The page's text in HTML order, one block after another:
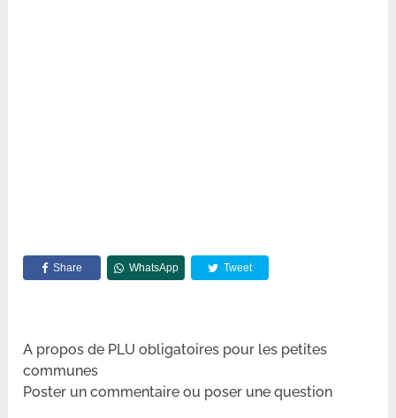
Share WhatsApp Tweet
A propos de PLU obligatoires pour les petites
communes
Poster un commentaire ou poser une question